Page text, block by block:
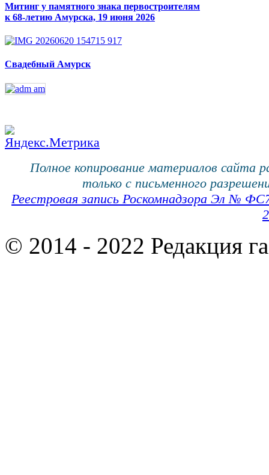
Митинг у памятного знака первостроителям
к 68-летию Амурска, 19 июня 2026
Свадебный Амурск
Полное копирование материалов сайта
только с письменного
Реестровая запись Роскомнадзора Эл №
© 2014 - 2022 Редакция